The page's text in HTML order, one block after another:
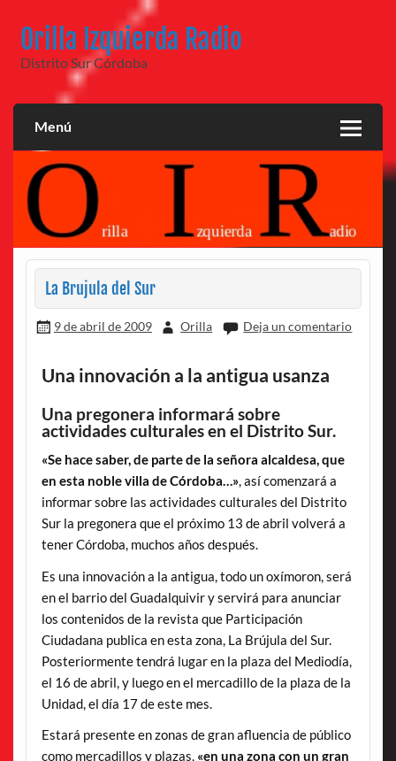
contenido
Orilla Izquierda Radio
Distrito Sur Córdoba
Menú
La Brujula del Sur
9 de abril de 2009 Orilla Deja un comentario
Una innovación a la antigua usanza
Una pregonera informará sobre
actividades culturales en el Distrito Sur.
«Se hace saber, de parte de la señora alcaldesa, que
en esta noble villa de Córdoba…», así comenzará a
informar sobre las actividades culturales del Distrito
Sur la pregonera que el próximo 13 de abril volverá a
tener Córdoba, muchos años después.
Es una innovación a la antigua, todo un oxímoron, será
en el barrio del Guadalquivir y servirá para anunciar
los contenidos de la revista que Participación
Ciudadana publica en esta zona, La Brújula del Sur.
Posteriormente tendrá lugar en la plaza del Mediodía,
el 16 de abril, y luego en el mercadillo de la plaza de la
Unidad, el día 17 de este mes.
Estará presente en zonas de gran afluencia de público
como mercadillos y plazas, «en una zona con un gran